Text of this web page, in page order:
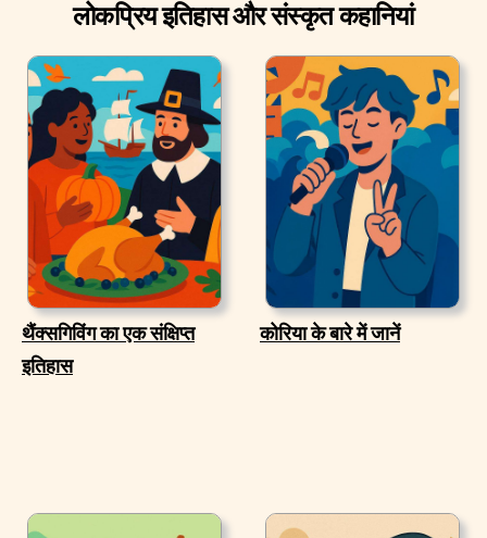
लोकप्रिय इतिहास और संस्कृत कहानियां
थैंक्सगिविंग का एक संक्षिप्त
इतिहास
कोरिया के बारे में जानें